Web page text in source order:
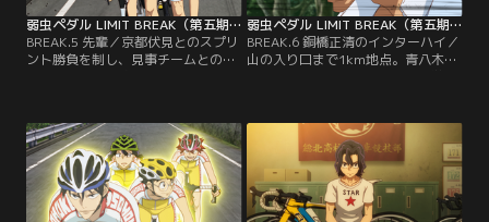
弱虫ペダル LIMIT BREAK（第五期） 第05話
BREAK.5 先輩／京都伏見とのスプリ
ント勝負を制し、見事チームとの合
根学園に追いつくため、全力でチー
ムを引く青八木の脚は、前日からの
痛みで限界が近づいていた。そんな
先輩の背中を見て、涙が止まらない
鏑木。
弱虫ペダル LIMIT BREAK（第五期） 第06話
BREAK.6 銅橋正清のインターハイ／
山の入り口まで1km地点。青八木の
橋は、限界が近づき、意識がトビな
がらも、一心不乱にチームを先導し
ていた。かつては初めてのインター
ハイを恐れ、真波や荒北から必死に
感想を聞き出していた銅橋。だが、
今は…。